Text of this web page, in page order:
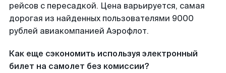
рейсов с пересадкой. Цена варьируется, самая
дорогая из найденных пользователями 9000
рублей авиакомпанией Аэрофлот.
Как еще сэкономить используя электронный
билет на самолет без комиссии?